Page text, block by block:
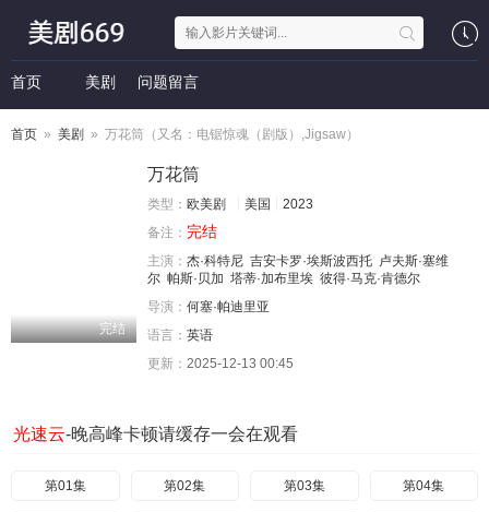
首页 美剧 问题留言
首页 » 美剧 » 万花筒（又名：电锯惊魂（剧版）,Jigsaw）
完结
万花筒
类型： 欧美剧 美国
2023
备注： 完结
主演： 杰·科特尼 吉安卡罗·埃斯波西托 卢夫斯·塞维
尔 帕斯·贝加 塔蒂·加布里埃 彼得·马克·肯德尔
导演： 何塞·帕迪里亚
语言： 英语
更新： 2025-12-13 00:45
光速云-晚高峰卡顿请缓存一会在观看
第01集 第02集 第03集 第04集